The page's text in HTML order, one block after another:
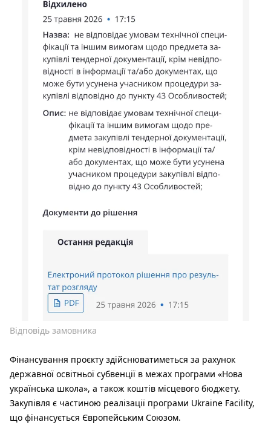
Відповідь замовника
Фінансування проєкту здійснюватиметься за рахунок
державної освітньої субвенції в межах програми «Нова
українська школа», а також коштів місцевого бюджету.
Закупівля є частиною реалізації програми Ukraine Facility,
що фінансується Європейським Союзом.